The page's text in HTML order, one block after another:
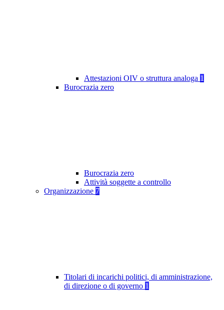
Attestazioni OIV o struttura analoga 1
Burocrazia zero
Burocrazia zero
Attività soggette a controllo
Organizzazione 7
Titolari di incarichi politici, di amministrazione,
di direzione o di governo 1